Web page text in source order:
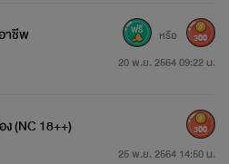
าชีพ
20 พ.ย. 2564 09:22 น.
หรือ 300
(NC 18++)
25 พ.ย. 2564 14:50 น.
300